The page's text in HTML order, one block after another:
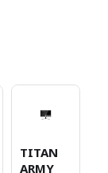
TITAN
ARMY